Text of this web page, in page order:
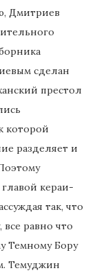
Дмитриев
сделан
престол
которой
разделяет и
кераи-
так, что
равно что
Темному Бору
Темуджин